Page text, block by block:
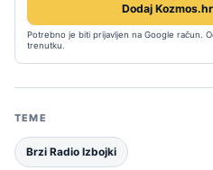
Dodaj
Potrebno je biti prijavljen na Google račun.
trenutku.
TEME
Brzi Radio Izbojki